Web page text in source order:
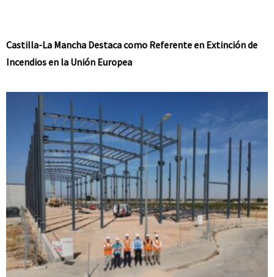
Castilla-La Mancha Destaca como Referente en Extinción de
Incendios en la Unión Europea